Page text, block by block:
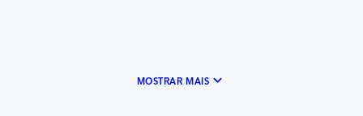
MOSTRAR MAIS keyboard_arrow_down